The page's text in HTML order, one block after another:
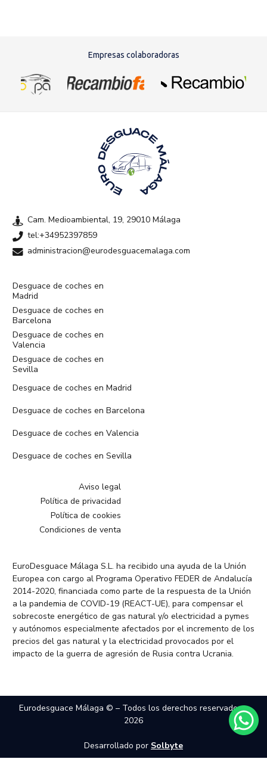
Empresas colaboradoras
Cam. Medioambiental, 19, 29010 Málaga
tel:+34952397859
administracion@eurodesguacemalaga.com
Desguace de coches en
Madrid
Desguace de coches en
Barcelona
Desguace de coches en
Valencia
Desguace de coches en
Sevilla
Desguace de coches en Madrid
Desguace de coches en Barcelona
Desguace de coches en Valencia
Desguace de coches en Sevilla
Aviso legal
Política de privacidad
Política de cookies
Condiciones de venta
EuroDesguace Málaga S.L. ha recibido una ayuda de la Unión
Europea con cargo al Programa Operativo FEDER de Andalucía
2014-2020, financiada como parte de la respuesta de la Unión
a la pandemia de COVID-19 (REACT-UE), para compensar el
sobrecoste energético de gas natural y/o electricidad a pymes
y autónomos especialmente afectados por el incremento de los
precios del gas natural y la electricidad provocados por el
impacto de la guerra de agresión de Rusia contra Ucrania.
Eurodesguace Málaga © – Todos los derechos reservados –
2026
Desarrollado por Solbyte